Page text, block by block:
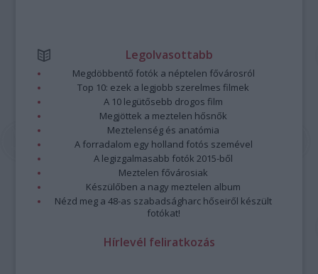
Legolvasottabb
Megdöbbentő fotók a néptelen fővárosról
Top 10: ezek a legjobb szerelmes filmek
A 10 legütősebb drogos film
Megjöttek a meztelen hősnők
Meztelenség és anatómia
A forradalom egy holland fotós szemével
A legizgalmasabb fotók 2015-ből
Meztelen fővárosiak
Készülőben a nagy meztelen album
Nézd meg a 48-as szabadságharc hőseiről készült
fotókat!
Hírlevél feliratkozás